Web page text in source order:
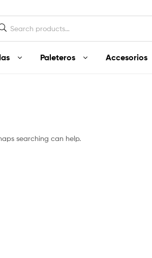
Paleteros Accesorios
searching can help.